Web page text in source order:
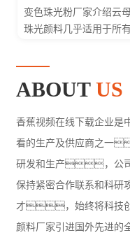
变色珠光粉厂家介绍云
珠光颜料几乎适用于所
化，可产生明亮的
ABOUTUS
香蕉视频在线下载企业是
看的生产及供应商之一
研发和生产，公司
保持紧密合作联系和科
才，始终将科技
颜料厂家引进国外先进